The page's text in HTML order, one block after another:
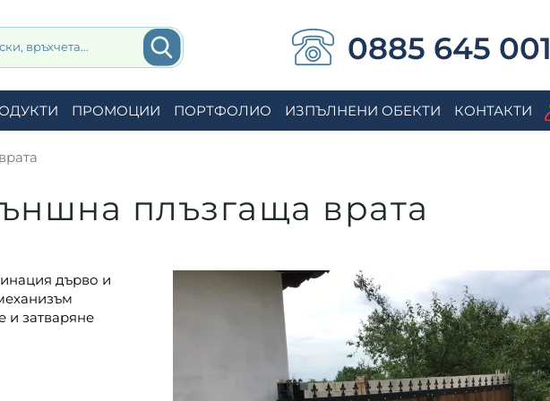
0885 645 001
ПРОМОЦИИ ПОРТФОЛИО ИЗПЪЛНЕНИ ОБЕКТИ КОНТАКТИ
плъзгаща врата
дърво и
и затваряне